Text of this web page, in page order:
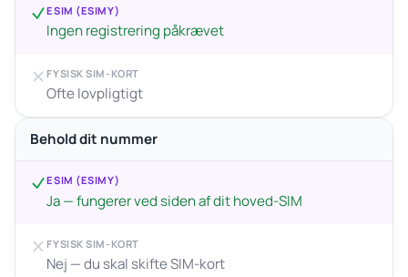
ESIM (ESIMY)
Ingen registrering påkrævet
FYSISK SIM-KORT
Ofte lovpligtigt
Behold dit nummer
ESIM (ESIMY)
Ja — fungerer ved siden af dit hoved-SIM
FYSISK SIM-KORT
Nej — du skal skifte SIM-kort